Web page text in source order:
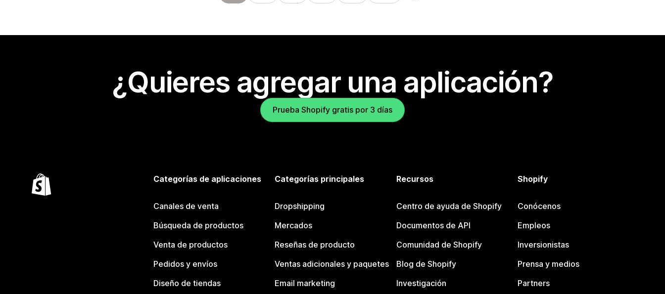
¿Quieres agregar una aplicación?
Prueba Shopify gratis por 3 días
Categorías de aplicaciones
Canales de venta
Búsqueda de productos
Venta de productos
Pedidos y envíos
Diseño de tiendas
Categorías principales
Dropshipping
Mercados
Reseñas de producto
Ventas adicionales y paquetes
Email marketing
Recursos
Centro de ayuda de Shopify
Documentos de API
Comunidad de Shopify
Blog de Shopify
Investigación
Shopify
Conócenos
Empleos
Inversionistas
Prensa y medios
Partners